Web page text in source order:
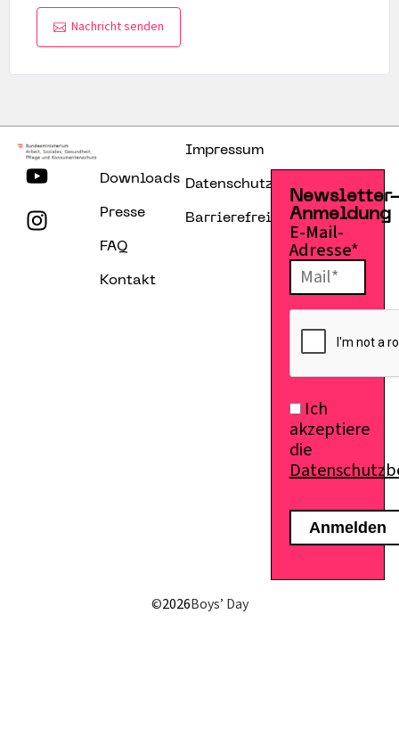
Nachricht senden
Downloads
Presse
FAQ
Kontakt
Impressum
Datenschutzerklärung
Barrierefreiheitserklärung
Anmeldung
E-Mail-
Adresse*
Ich
akzeptiere
die
©2026Boys’ Day